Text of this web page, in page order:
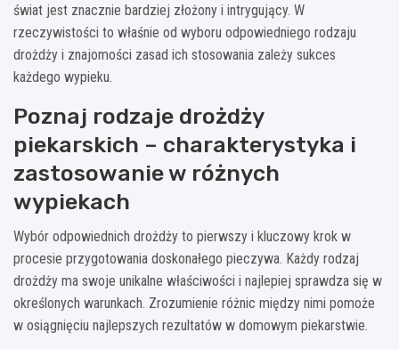
świat jest znacznie bardziej złożony i intrygujący. W
rzeczywistości to właśnie od wyboru odpowiedniego rodzaju
drożdży i znajomości zasad ich stosowania zależy sukces
każdego wypieku.
Poznaj rodzaje drożdży
piekarskich – charakterystyka i
zastosowanie w różnych
wypiekach
Wybór odpowiednich drożdży to pierwszy i kluczowy krok w
procesie przygotowania doskonałego pieczywa. Każdy rodzaj
drożdży ma swoje unikalne właściwości i najlepiej sprawdza się w
określonych warunkach. Zrozumienie różnic między nimi pomoże
w osiągnięciu najlepszych rezultatów w domowym piekarstwie.